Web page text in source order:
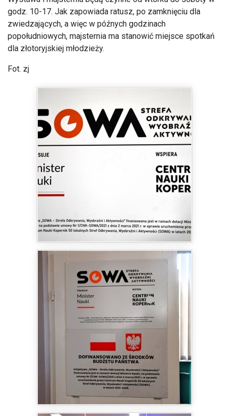
godz. 10-17. Jak zapowiada ratusz, po zamknięciu dla
zwiedzających, a więc w późnych godzinach
popołudniowych, majsternia ma stanowić miejsce spotkań
dla złotoryjskiej młodzieży.
Fot. zj